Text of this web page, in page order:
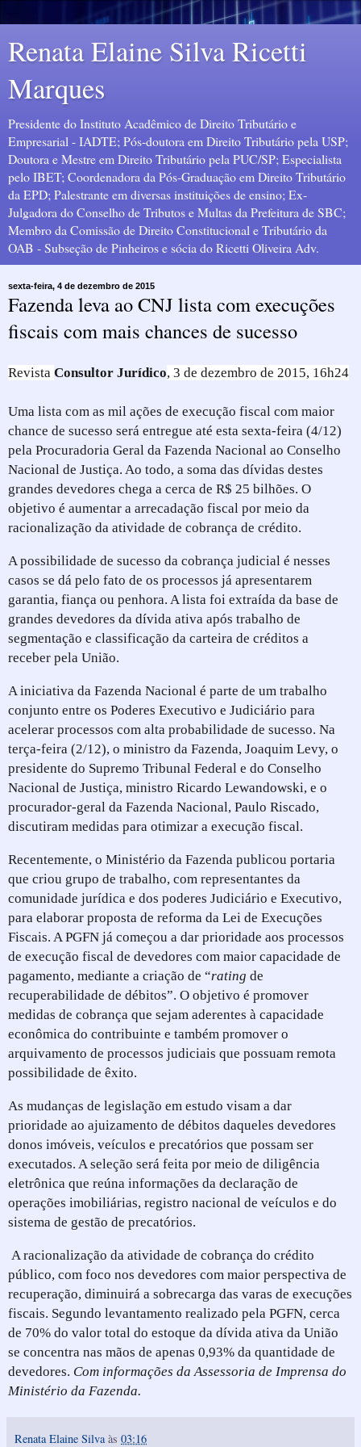
Renata Elaine Silva Ricetti
Marques
Presidente do Instituto Acadêmico de Direito Tributário e
Empresarial - IADTE; Pós-doutora em Direito Tributário pela USP;
Doutora e Mestre em Direito Tributário pela PUC/SP; Especialista
pelo IBET; Coordenadora da Pós-Graduação em Direito Tributário
da EPD; Palestrante em diversas instituições de ensino; Ex-
Julgadora do Conselho de Tributos e Multas da Prefeitura de SBC;
Membro da Comissão de Direito Constitucional e Tributário da
OAB - Subseção de Pinheiros e sócia do Ricetti Oliveira Adv.
sexta-feira, 4 de dezembro de 2015
Fazenda leva ao CNJ lista com execuções
fiscais com mais chances de sucesso
Revista Consultor Jurídico, 3 de dezembro de 2015, 16h24
Uma lista com as mil ações de execução fiscal com maior
chance de sucesso será entregue até esta sexta-feira (4/12)
pela Procuradoria Geral da Fazenda Nacional ao Conselho
Nacional de Justiça. Ao todo, a soma das dívidas destes
grandes devedores chega a cerca de R$ 25 bilhões. O
objetivo é aumentar a arrecadação fiscal por meio da
racionalização da atividade de cobrança de crédito.
A possibilidade de sucesso da cobrança judicial é nesses
casos se dá pelo fato de os processos já apresentarem
garantia, fiança ou penhora. A lista foi extraída da base de
grandes devedores da dívida ativa após trabalho de
segmentação e classificação da carteira de créditos a
receber pela União.
A iniciativa da Fazenda Nacional é parte de um trabalho
conjunto entre os Poderes Executivo e Judiciário para
acelerar processos com alta probabilidade de sucesso. Na
terça-feira (2/12), o ministro da Fazenda, Joaquim Levy, o
presidente do Supremo Tribunal Federal e do Conselho
Nacional de Justiça, ministro Ricardo Lewandowski, e o
procurador-geral da Fazenda Nacional, Paulo Riscado,
discutiram medidas para otimizar a execução fiscal.
Recentemente, o Ministério da Fazenda publicou portaria
que criou grupo de trabalho, com representantes da
comunidade jurídica e dos poderes Judiciário e Executivo,
para elaborar proposta de reforma da Lei de Execuções
Fiscais. A PGFN já começou a dar prioridade aos processos
de execução fiscal de devedores com maior capacidade de
pagamento, mediante a criação de “rating de
recuperabilidade de débitos”. O objetivo é promover
medidas de cobrança que sejam aderentes à capacidade
econômica do contribuinte e também promover o
arquivamento de processos judiciais que possuam remota
possibilidade de êxito.
As mudanças de legislação em estudo visam a dar
prioridade ao ajuizamento de débitos daqueles devedores
donos imóveis, veículos e precatórios que possam ser
executados. A seleção será feita por meio de diligência
eletrônica que reúna informações da declaração de
operações imobiliárias, registro nacional de veículos e do
sistema de gestão de precatórios.
A racionalização da atividade de cobrança do crédito
público, com foco nos devedores com maior perspectiva de
recuperação, diminuirá a sobrecarga das varas de execuções
fiscais. Segundo levantamento realizado pela PGFN, cerca
de 70% do valor total do estoque da dívida ativa da União
se concentra nas mãos de apenas 0,93% da quantidade de
devedores. Com informações da Assessoria de Imprensa do
Ministério da Fazenda.
Renata Elaine Silva às 03:16